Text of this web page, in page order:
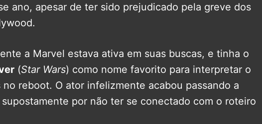
ano, apesar de ter sido prejudicado pela greve dos
a Marvel estava ativa em suas buscas, e tinha o
(Star Wars) como nome favorito para interpretar o
no reboot. O ator infelizmente acabou passando a
por não ter se conectado com o roteiro